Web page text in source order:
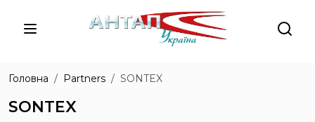
Головна Partners SONTEX
SONTEX